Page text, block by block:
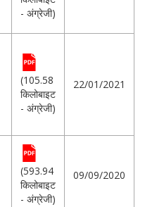
- अंग्रेजी)
(105.58
किलोबाइट
- अंग्रेजी)
22/01/2021
(593.94
किलोबाइट
- अंग्रेजी)
09/09/2020